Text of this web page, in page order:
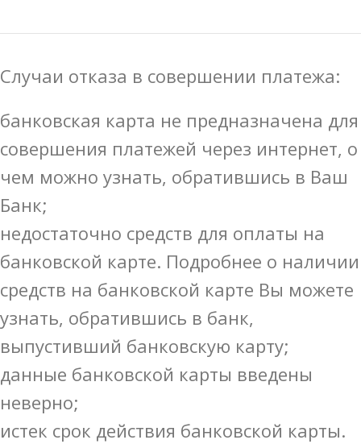
Случаи отказа в совершении платежа:
банковская карта не предназначена для
совершения платежей через интернет, о
чем можно узнать, обратившись в Ваш
Банк;
недостаточно средств для оплаты на
банковской карте. Подробнее о наличии
средств на банковской карте Вы можете
узнать, обратившись в банк,
выпустивший банковскую карту;
данные банковской карты введены
неверно;
истек срок действия банковской карты.